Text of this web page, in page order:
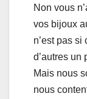
Non vous
vos bijoux
n’est pas si
d’autres un
Mais nous
nous